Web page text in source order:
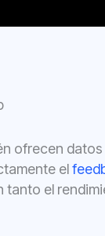
ofrecen
el
tanto el